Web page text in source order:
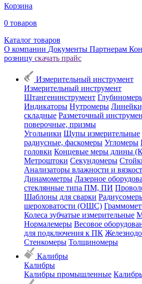
Корзина
0 товаров
Каталог товаров
О компании Документы Партнерам
розницу скачать прайс
Измерительный инструмент
Измерительный инструмент
Штангенинструмент
Индикаторы Нутромеры
складные Разметочный
поверочные, призмы
Угольники Щупы измерительные
радиусные, фаскомеры Угломеры
головки Концевые меры длины
Метроштоки Секундомеры
Анализаторы влажности и
Динамометры Лазерное
стеклянные типа ПМ, ПИ
Шаблоны для сварки
шероховатости (ОШС)
Колеса зубчатые измерительные
Нормалемеры Весовое
для подключения к ПК
Стенкомеры Толщиномеры
Калибры
Калибры
Калибры промышленные